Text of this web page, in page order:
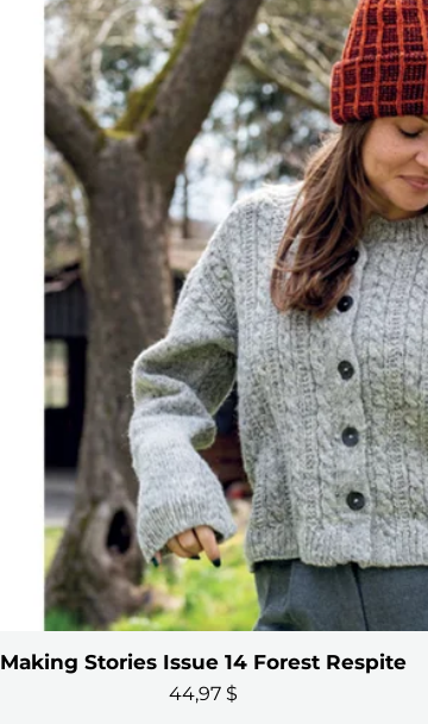
Aperçu rapide
Making Stories Issue 14 Forest Respite
Prix
44,97 $